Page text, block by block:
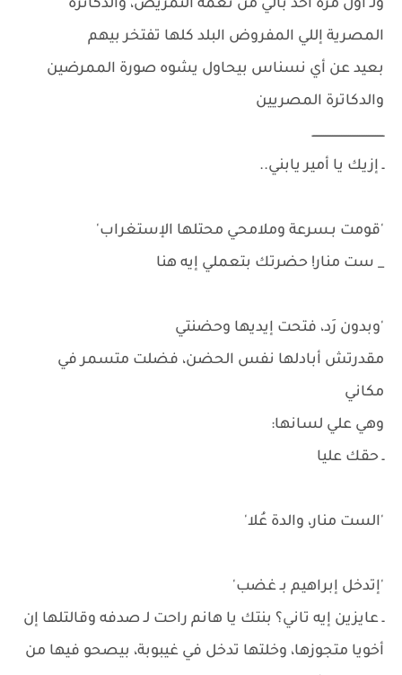
ولـ أول مرة أخد بالي من نعمة التمريض، والدكاترة
المصرية إللي المفروض البلد كلها تفتخر بيهم
بعيد عن أي نسناس بيحاول يشوه صورة الممرضين
والدكاترة المصريين
ــــــــــــــــــــــــــــــــــــــــ
ـ إزيك يا أمير يابني..
'قومت بـسرعة وملامحي محتلها الإستغراب'
_ ست منار! حضرتك بتعملي إيه هنا
'وبدون رَد، فتحت إيديها وحضنتي
مقدرتش أبادلها نفس الحضن، فضلت متسمر في
مكاني
وهي علي لسانها:
ـ حقك عليا
'الست منار، والدة عُلا'
'إتدخل إبراهيم بـ غضب'
ـ عايزين إيه تاني؟ بنتك يا هانم راحت لـ صدفه وقالتلها إن
أخويا متجوزها، وخلتها تدخل في غيبوبة، بيصحو فيها من